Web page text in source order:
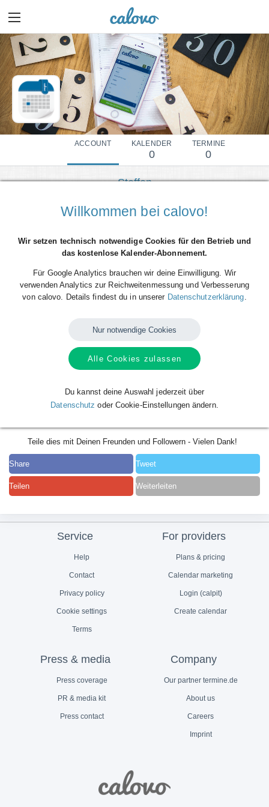
ACCOUNT KALENDER
0
TERMINE
0
Steffen
Show more details
Teile dies mit Deinen Freunden und Followern - Vielen Dank!
Share Tweet
Teilen Weiterleiten
Service
Help
Contact
Privacy policy
Cookie settings
Terms
For providers
Plans & pricing
Calendar marketing
Login (calpit)
Create calendar
Press & media
Press coverage
PR & media kit
Press contact
Company
Our partner termine.de
About us
Careers
Imprint
Willkommen bei calovo!
Wir setzen technisch notwendige Cookies für den Betrieb und
das kostenlose Kalender-Abonnement.
Für Google Analytics brauchen wir deine Einwilligung. Wir
verwenden Analytics zur Reichweitenmessung und Verbesserung
von calovo. Details findest du in unserer Datenschutzerklärung
Nur notwendige Cookies
Alle Cookies zulassen
Du kannst deine Auswahl jederzeit über
Datenschutz oder Cookie-Einstellungen ändern.